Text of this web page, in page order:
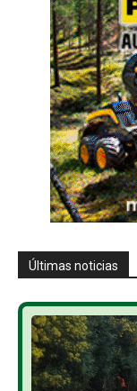
Últimas noticias